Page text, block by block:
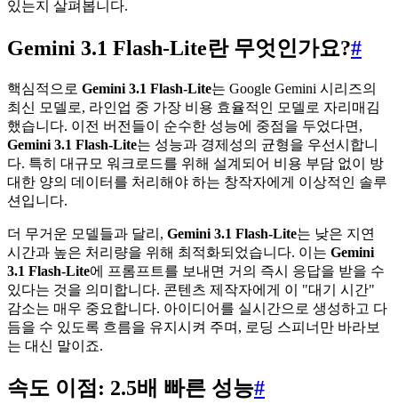
있는지 살펴봅니다.
Gemini 3.1 Flash-Lite란 무엇인가요?#
핵심적으로 Gemini 3.1 Flash-Lite는 Google Gemini 시리즈의
최신 모델로, 라인업 중 가장 비용 효율적인 모델로 자리매김
했습니다. 이전 버전들이 순수한 성능에 중점을 두었다면,
Gemini 3.1 Flash-Lite는 성능과 경제성의 균형을 우선시합니
다. 특히 대규모 워크로드를 위해 설계되어 비용 부담 없이 방
대한 양의 데이터를 처리해야 하는 창작자에게 이상적인 솔루
션입니다.
더 무거운 모델들과 달리, Gemini 3.1 Flash-Lite는 낮은 지연
시간과 높은 처리량을 위해 최적화되었습니다. 이는 Gemini
3.1 Flash-Lite에 프롬프트를 보내면 거의 즉시 응답을 받을 수
있다는 것을 의미합니다. 콘텐츠 제작자에게 이 "대기 시간"
감소는 매우 중요합니다. 아이디어를 실시간으로 생성하고 다
듬을 수 있도록 흐름을 유지시켜 주며, 로딩 스피너만 바라보
는 대신 말이죠.
속도 이점: 2.5배 빠른 성능#